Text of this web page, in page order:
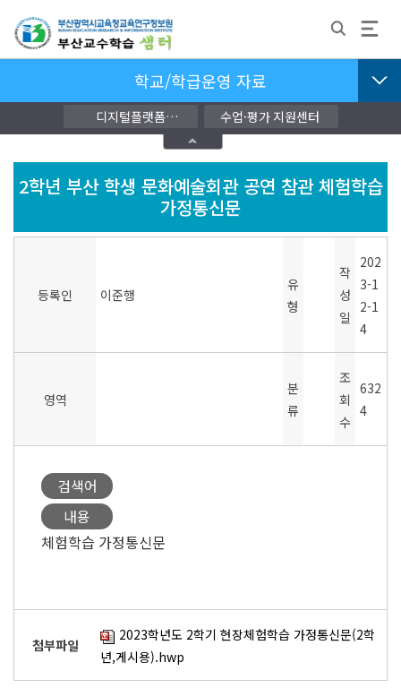
학교/학급운영 자료
디지털플랫폼
교단지원자료
수업·평가 지원센터
2학년 부산 학생 문화예술회관 공연 참관 체험학습
가정통신문
등록인 이준행
유
형
작
성
일
202
3-1
2-1
4
영역
분
류
조
회
수
632
4
검색어
내용
체험학습 가정통신문
첨부파일
2023학년도 2학기 현장체험학습 가정통신문(2학
년,게시용).hwp